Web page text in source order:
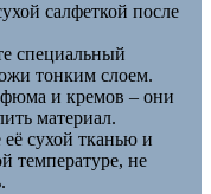
салфеткой после
специальный
тонким слоем.
и кремов – они
материал.
сухой тканью и
температуре, не